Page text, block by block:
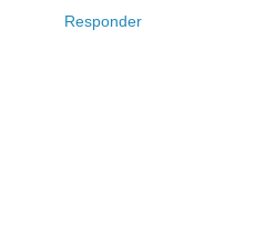
Responder